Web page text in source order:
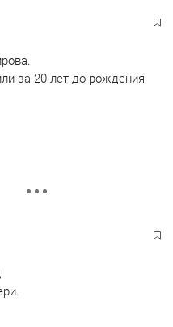
за 20 лет до рождения